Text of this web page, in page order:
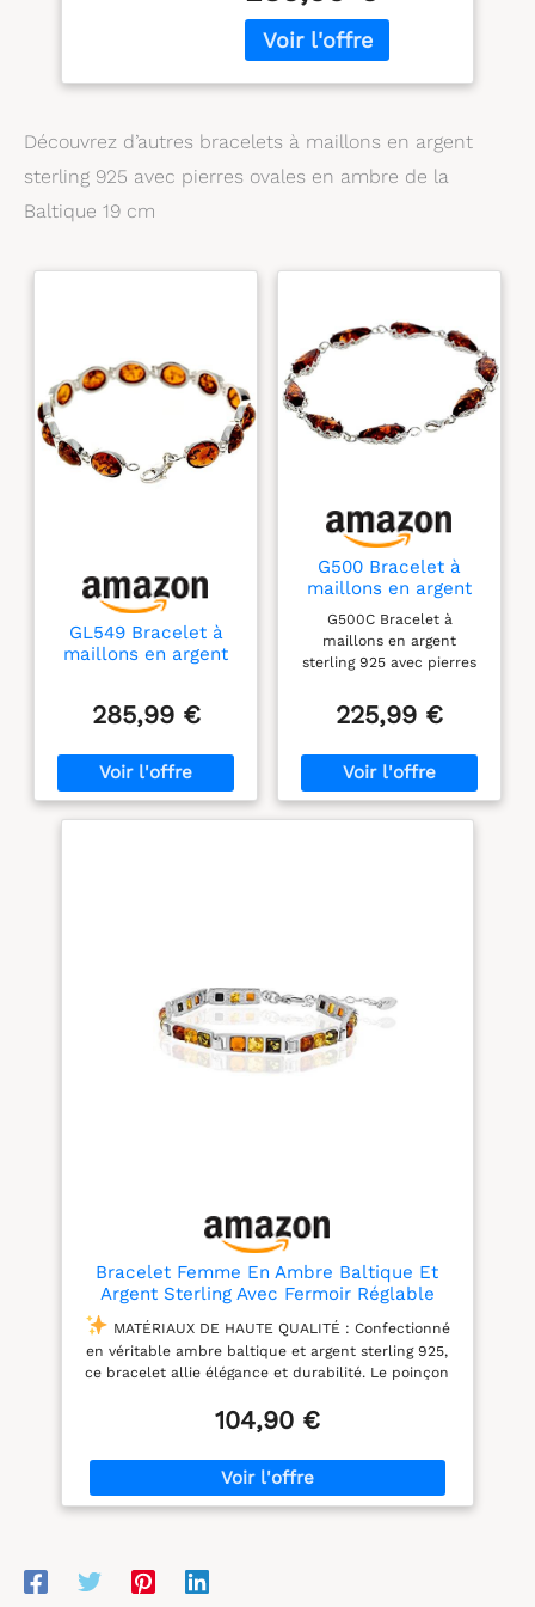
ambre de la
Baltique 19 cm, 7
48 inch, Pierre de
papier en argent
Découvrez d’autres bracelets à maillons en argent
sterling 925 avec pierres ovales en ambre de la
Baltique 19 cm
GL549 Bracelet à
maillons en argent
ambre de la
inch, Pierre de
papier en argent
sterling, Ambre
285,99 €
G500 Bracelet à
maillons en argent
sterling 925 avec
pierres d'ambre de
la Baltique 20 cm,
Argent sterling,
G500C Bracelet à
maillons en argent
sterling 925 avec pierres
Cognac 20 cm Type de
produit : bracelet Marque
Catégories de mode
Bracelets de bijoux pour
225,99 €
Bracelet Femme En Ambre Baltique Et
Argent Sterling Avec Fermoir Réglable
MATÉRIAUX DE HAUTE QUALITÉ : Confectionné
en véritable ambre baltique et argent sterling 925,
ce bracelet allie élégance et durabilité. Le poinçon
LONGUEUR RÉGLABLE : Avec une longueur
parfaitement à chaque poignet. Sa largeur de 5 mm
et son poids de 10,5 g assurent un confort optimal.
DEGRADÉ CHALEUREUX : Les maillons
transparent, ajoutant un charme supplémentaire
au bijou.
EMBALLAGE ÉCOLOGIQUE : Livré dans
104,90 €